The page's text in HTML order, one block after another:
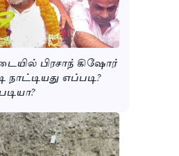
பிரசாந் கிஷோர்
எப்படி?